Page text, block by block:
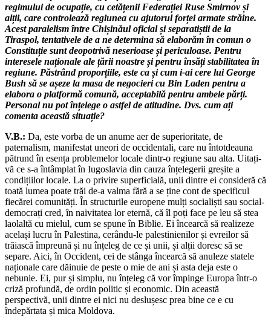
regimului de ocupație, cu cetățenii Federației Ruse Smirnov și
alții, care controlează regiunea cu ajutorul forței armate străine.
Acest paralelism între Chișinăul oficial și separatiștii de la
Tiraspol, tentativele de a ne determina să elaborăm în comun o
Constituție sunt deopotrivă neserioase și periculoase. Pentru
interesele naționale ale țării noastre și pentru însăți stabilitatea în
regiune. Păstrând proporțiile, este ca și cum i-ai cere lui George
Bush să se așeze la masa de negocieri cu Bin Laden pentru a
elabora o platformă comună, acceptabilă pentru ambele părți.
Personal nu pot înțelege o astfel de atitudine. Dvs. cum ați
comenta această situație?
V.B.: Da, este vorba de un anume aer de superioritate, de
paternalism, manifestat uneori de occidentali, care nu întotdeauna
pătrund în esența problemelor locale dintr-o regiune sau alta. Uitați-
vă ce s-a întâmplat în Iugoslavia din cauza înțelegerii greșite a
condițiilor locale. La o privire superficială, unii dintre ei consideră că
toată lumea poate trăi de-a valma fără a se ține cont de specificul
fiecărei comunități. În structurile europene mulți socialiști sau social-
democrați cred, în naivitatea lor eternă, că îl poți face pe leu să stea
laolaltă cu mielul, cum se spune în Biblie. Ei încearcă să realizeze
același lucru în Palestina, cerându-le palestinienilor și evreilor să
trăiască împreună și nu înțeleg de ce și unii, și alții doresc să se
separe. Aici, în Occident, cei de stânga încearcă să anuleze statele
naționale care dăinuie de peste o mie de ani și asta deja este o
nebunie. Ei, pur și simplu, nu înțeleg că vor împinge Europa într-o
criză profundă, de ordin politic și economic. Din această
perspectivă, unii dintre ei nici nu deslușesc prea bine ce e cu
îndepărtata și mica Moldova.